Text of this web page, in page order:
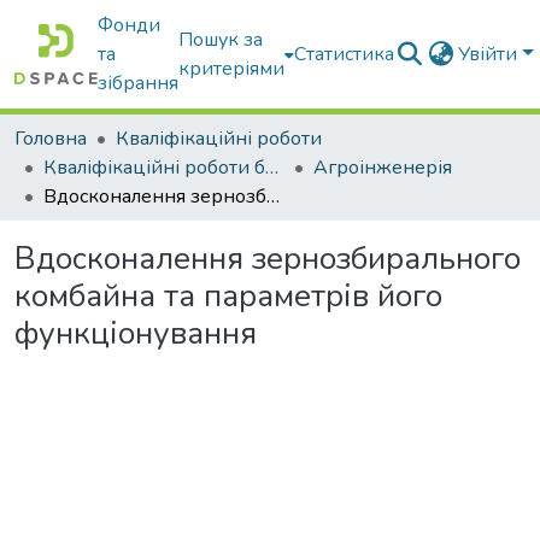
Фонди
та
зібрання
Пошук за
критеріями
Статистика Увійти
Головна
Кваліфікаційні роботи
Кваліфікаційні роботи бакалаврів
Агроінженерія
Вдосконалення зернозбирального комбайна та параметрів його функціонування
Вдосконалення зернозбирального
комбайна та параметрів його
функціонування